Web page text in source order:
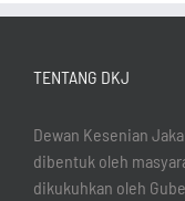
TENTANG DKJ
Dewan Kesenian
dibentuk oleh
dikukuhkan oleh